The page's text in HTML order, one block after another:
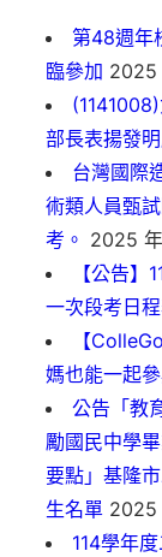
第48週年
臨參加 2025
部長表揚發
台灣國際
術類人員甄
考。 2025
【公告
一次段考日
【
媽也能一起
公告「教
勵國民中學
要點」基隆
生名單 2025
114學年